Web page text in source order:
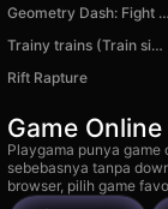
Geometry Dash: Fight with Brainrot!
Trainy trains (Train simulator)
Rift Rapture
Game
Playgama punya game
sebebasnya tanpa
browser, pilih game